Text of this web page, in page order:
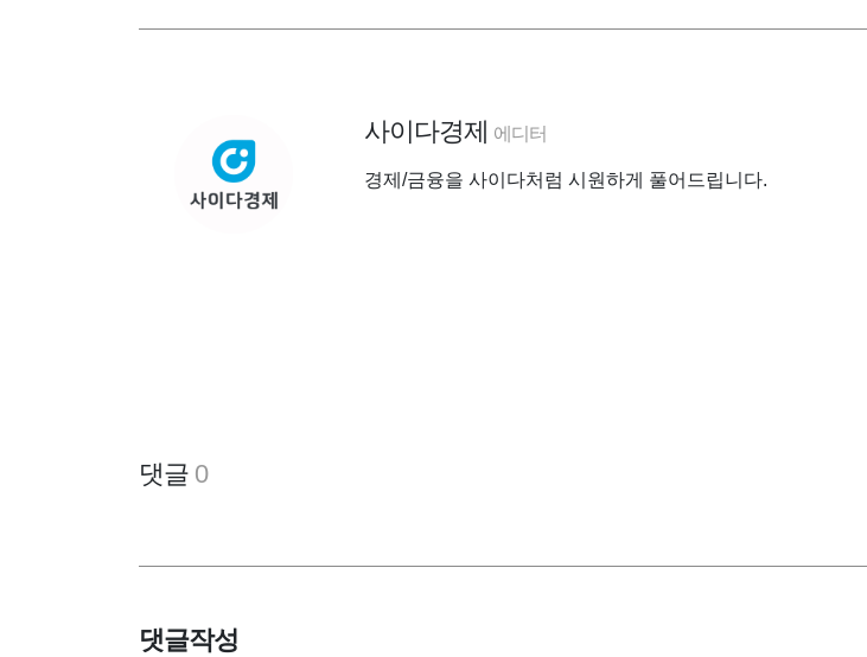
사이다경제 에디터
경제/금융을 사이다처럼 시원하게 풀어드립니다.
댓글 0
댓글작성